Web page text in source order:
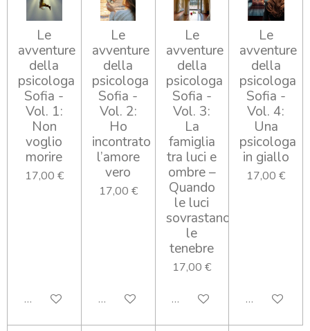
Le
avventure
della
psicologa
Sofia -
Vol. 1:
Non
voglio
morire
17,00 €
Aggiungi al carrello
Le
avventure
della
psicologa
Sofia -
Vol. 2:
Ho
incontrato
l’amore
vero
17,00 €
Aggiungi al carrello
Le
avventure
della
psicologa
Sofia -
Vol. 3:
La
famiglia
tra luci e
ombre –
Quando
le luci
sovrastano
le
tenebre
17,00 €
Aggiungi al carrello
Le
avventure
della
psicologa
Sofia -
Vol. 4:
Una
psicologa
in giallo
17,00 €
Aggiungi al